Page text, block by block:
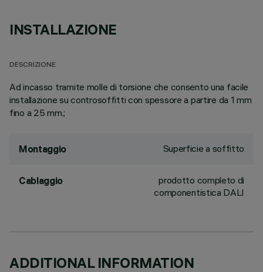
INSTALLAZIONE
DESCRIZIONE
Ad incasso tramite molle di torsione che consento una facile
installazione su controsoffitti con spessore a partire da 1 mm
fino a 25 mm.;
Montaggio Superficie a soffitto
Cablaggio
prodotto completo di
componentistica DALI
ADDITIONAL INFORMATION